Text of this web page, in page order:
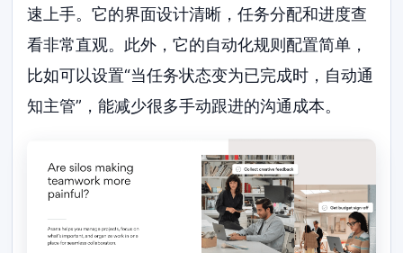
速上手。它的界面设计清晰，任务分配和进度查
看非常直观。此外，它的自动化规则配置简单，
比如可以设置“当任务状态变为已完成时，自动通
知主管”，能减少很多手动跟进的沟通成本。